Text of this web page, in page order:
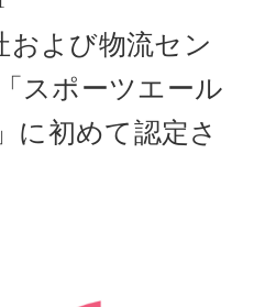
および物流セン
スポーツエール
に初めて認定さ